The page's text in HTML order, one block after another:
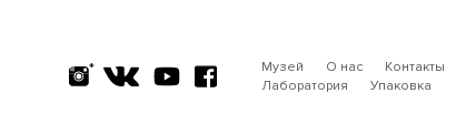
Музей О нас
Контакты
Лаборатория
Упаковка